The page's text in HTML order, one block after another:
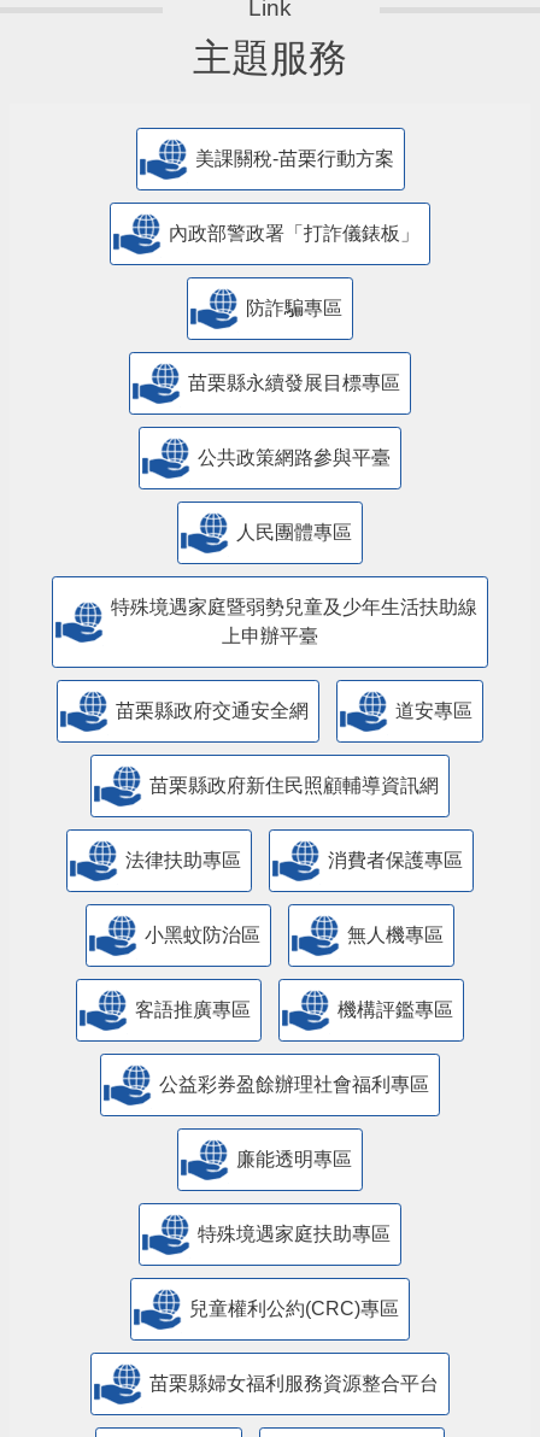
主題服務
美課關稅-苗栗行動方案
內政部警政署「打詐儀錶板」
防詐騙專區
苗栗縣永續發展目標專區
公共政策網路參與平臺
人民團體專區
特殊境遇家庭暨弱勢兒童及少年生活扶助線
上申辦平臺
苗栗縣政府交通安全網 道安專區
苗栗縣政府新住民照顧輔導資訊網
法律扶助專區 消費者保護專區
小黑蚊防治區 無人機專區
客語推廣專區 機構評鑑專區
公益彩券盈餘辦理社會福利專區
廉能透明專區
特殊境遇家庭扶助專區
兒童權利公約(CRC)專區
苗栗縣婦女福利服務資源整合平台